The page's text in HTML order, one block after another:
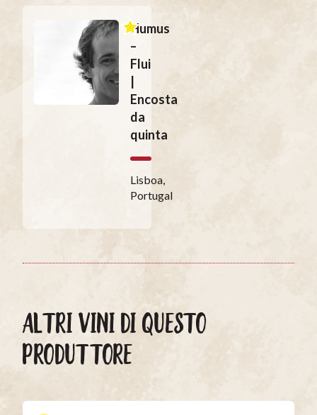
Humus
–
Flui
Encosta
da
quinta
Lisboa,
Portugal
ALTRI VINI DI QUESTO
PRODUTTORE